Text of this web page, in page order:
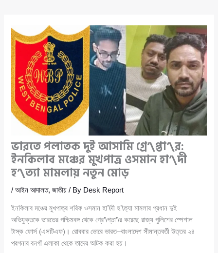
ভারতে পলাতক দুই আসামি গ্রে’\প্তা’\র:
ইনকিলাব মঞ্চের মুখপাত্র ওসমান হা’\দী
হ’\ত্যা মামলায় নতুন মোড়
/আইন আদালত,জাতীয় / By Desk Report
ইনকিলাব মঞ্চের মুখপাত্র শরিফ ওসমান হা’\দী হ’\ত্যা মামলার প্রধান দুই
অভিযুক্তকে ভারতের পশ্চিমবঙ্গ থেকে গ্রে’\প্তা’\র করেছে রাজ্য পুলিশের স্পেশাল
টাস্ক ফোর্স (এসটিএফ)। রোববার ভোরে ভারত–বাংলাদেশ সীমান্তবর্তী উত্তর ২৪
পরগনার বনগাঁ এলাকা থেকে তাদের আটক করা হয়।